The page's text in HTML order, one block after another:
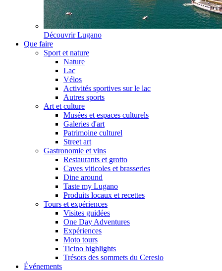
Découvrir Lugano
Que faire
Sport et nature
Nature
Lac
Vélos
Activités sportives sur le lac
Autres sports
Art et culture
Musées et espaces culturels
Galeries d'art
Patrimoine culturel
Street art
Gastronomie et vins
Restaurants et grotto
Caves viticoles et brasseries
Dine around
Taste my Lugano
Produits locaux et recettes
Tours et expériences
Visites guidées
One Day Adventures
Expériences
Moto tours
Ticino highlights
Trésors des sommets du Ceresio
Événements